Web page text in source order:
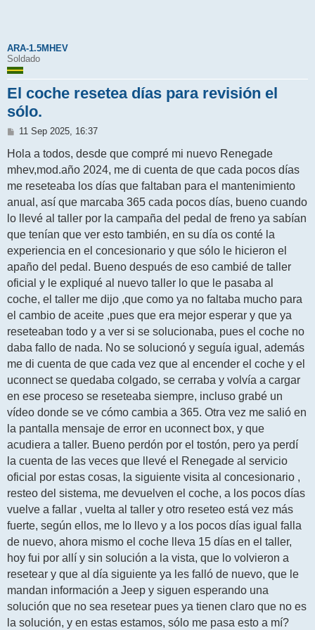
ARA-1.5MHEV
Soldado
El coche resetea días para revisión el
sólo.
M
n
a
j
e
11 Sep 2025, 16:37
Hola a todos, desde que compré mi nuevo Renegade
mhev,mod.año 2024, me di cuenta de que cada pocos días
me reseteaba los días que faltaban para el mantenimiento
anual, así que marcaba 365 cada pocos días, bueno cuando
lo llevé al taller por la campaña del pedal de freno ya sabían
que tenían que ver esto también, en su día os conté la
experiencia en el concesionario y que sólo le hicieron el
apaño del pedal. Bueno después de eso cambié de taller
oficial y le expliqué al nuevo taller lo que le pasaba al
coche, el taller me dijo ,que como ya no faltaba mucho para
el cambio de aceite ,pues que era mejor esperar y que ya
reseteaban todo y a ver si se solucionaba, pues el coche no
daba fallo de nada. No se solucionó y seguía igual, además
me di cuenta de que cada vez que al encender el coche y el
uconnect se quedaba colgado, se cerraba y volvía a cargar
en ese proceso se reseteaba siempre, incluso grabé un
vídeo donde se ve cómo cambia a 365. Otra vez me salió en
la pantalla mensaje de error en uconnect box, y que
acudiera a taller. Bueno perdón por el tostón, pero ya perdí
la cuenta de las veces que llevé el Renegade al servicio
oficial por estas cosas, la siguiente visita al concesionario ,
resteo del sistema, me devuelven el coche, a los pocos días
vuelve a fallar , vuelta al taller y otro reseteo está vez más
fuerte, según ellos, me lo llevo y a los pocos días igual falla
de nuevo, ahora mismo el coche lleva 15 días en el taller,
hoy fui por allí y sin solución a la vista, que lo volvieron a
resetear y que al día siguiente ya les falló de nuevo, que le
mandan información a Jeep y siguen esperando una
solución que no sea resetear pues ya tienen claro que no es
la solución, y en estas estamos, sólo me pasa esto a mí?